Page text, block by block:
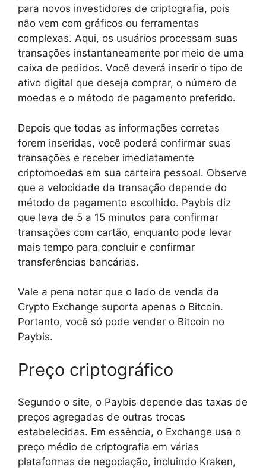
para novos investidores de criptografia, pois
não vem com gráficos ou ferramentas
complexas. Aqui, os usuários processam suas
transações instantaneamente por meio de uma
caixa de pedidos. Você deverá inserir o tipo de
ativo digital que deseja comprar, o número de
moedas e o método de pagamento preferido.
Depois que todas as informações corretas
forem inseridas, você poderá confirmar suas
transações e receber imediatamente
criptomoedas em sua carteira pessoal. Observe
que a velocidade da transação depende do
método de pagamento escolhido. Paybis diz
que leva de 5 a 15 minutos para confirmar
transações com cartão, enquanto pode levar
mais tempo para concluir e confirmar
transferências bancárias.
Vale a pena notar que o lado de venda da
Crypto Exchange suporta apenas o Bitcoin.
Portanto, você só pode vender o Bitcoin no
Paybis.
Preço criptográfico
Segundo o site, o Paybis depende das taxas de
preços agregadas de outras trocas
estabelecidas. Em essência, o Exchange usa o
preço médio de criptografia em várias
plataformas de negociação, incluindo Kraken,